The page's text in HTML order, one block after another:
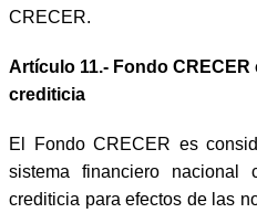
CRECER.
Artículo 11.- Fondo
crediticia
El Fondo CRECER es
sistema financiero nacional
crediticia para efectos de las